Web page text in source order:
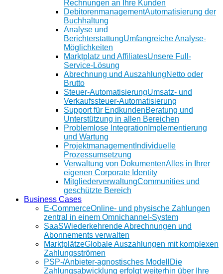
Rechnungen an Ihre Kunden
DebitorenmanagementAutomatisierung der
Buchhaltung
Analyse und
BerichterstattungUmfangreiche Analyse-
Möglichkeiten
Marktplatz und AffiliatesUnsere Full-
Service-Lösung
Abrechnung und AuszahlungNetto oder
Brutto
Steuer-AutomatisierungUmsatz- und
Verkaufssteuer-Automatisierung
Support für EndkundenBeratung und
Unterstützung in allen Bereichen
Problemlose Integration Implementierung
und Wartung
ProjektmanagementIndividuelle
Prozessumsetzung
Verwaltung von DokumentenAlles in Ihrer
eigenen Corporate Identity
MitgliederverwaltungCommunities und
geschützte Bereich
Business Cases
E-CommerceOnline- und physische Zahlungen
zentral in einem Omnichannel-System
SaaSWiederkehrende Abrechnungen und
Abonnements verwalten
MarktplätzeGlobale Auszahlungen mit komplexen
Zahlungsströmen
PSP-/Anbieter‑agnostisches Modell Die
Zahlungsabwicklung erfolgt weiterhin über Ihre